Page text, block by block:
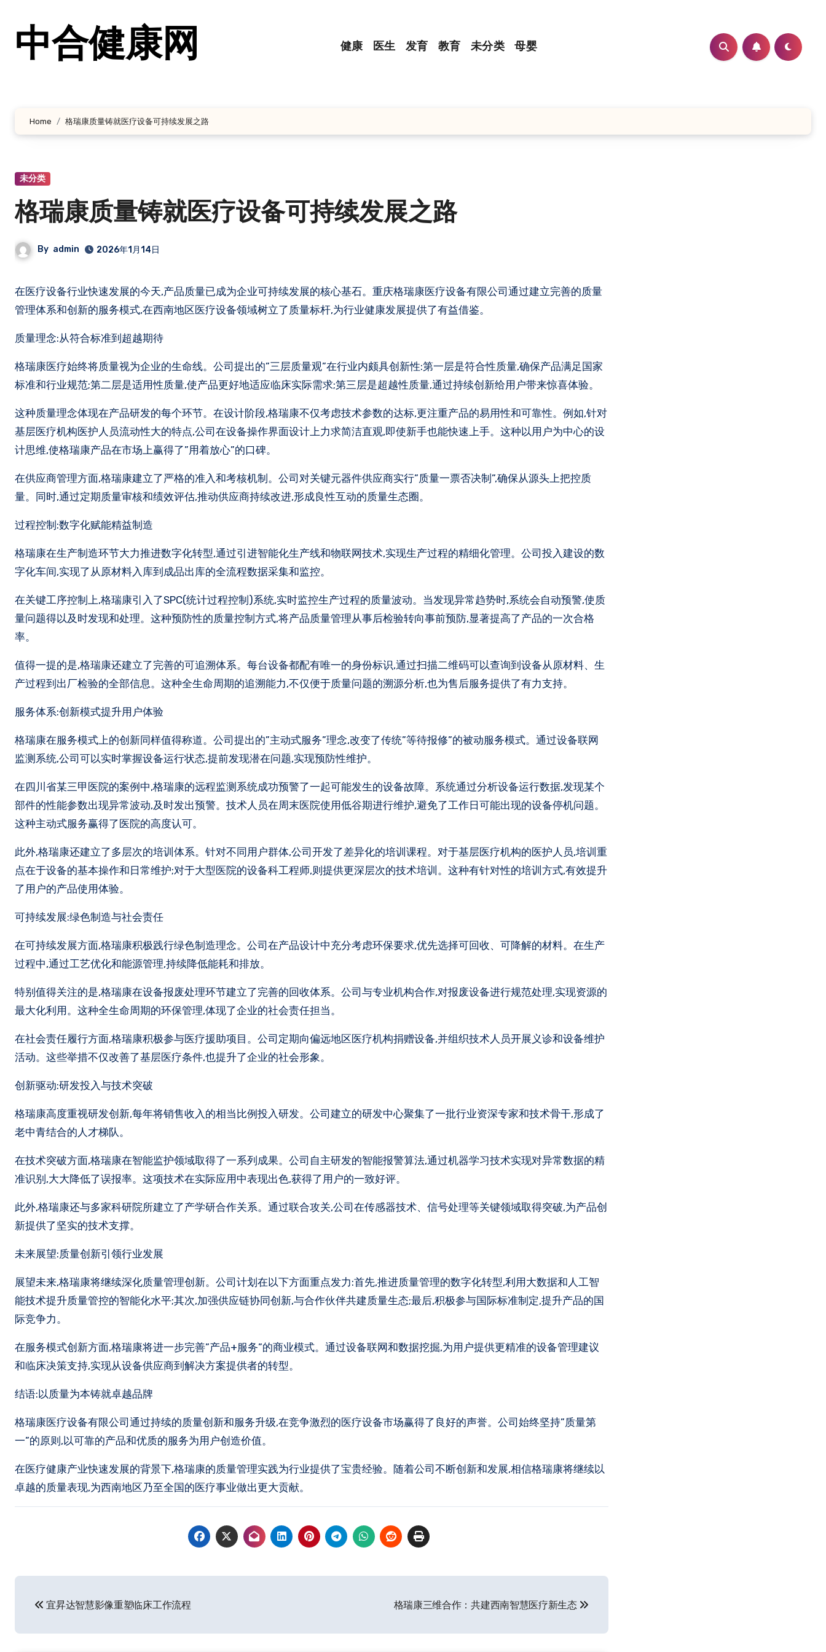
中合健康网 健康 医生 发育 教育 未分类 母婴
Home 格瑞康质量铸就医疗设备可持续发展之路
未分类
格瑞康质量铸就医疗设备可持续发展之路
By admin 2026年1月14日
在医疗设备行业快速发展的今天,产品质量已成为企业可持续发展的核心基石。重庆格瑞康医疗设备有限公司通过建立完善的质量
管理体系和创新的服务模式,在西南地区医疗设备领域树立了质量标杆,为行业健康发展提供了有益借鉴。
质量理念:从符合标准到超越期待
格瑞康医疗始终将质量视为企业的生命线。公司提出的”三层质量观”在行业内颇具创新性:第一层是符合性质量,确保产品满足国家
标准和行业规范;第二层是适用性质量,使产品更好地适应临床实际需求;第三层是超越性质量,通过持续创新给用户带来惊喜体验。
这种质量理念体现在产品研发的每个环节。在设计阶段,格瑞康不仅考虑技术参数的达标,更注重产品的易用性和可靠性。例如,针对
基层医疗机构医护人员流动性大的特点,公司在设备操作界面设计上力求简洁直观,即使新手也能快速上手。这种以用户为中心的设
计思维,使格瑞康产品在市场上赢得了”用着放心”的口碑。
在供应商管理方面,格瑞康建立了严格的准入和考核机制。公司对关键元器件供应商实行”质量一票否决制”,确保从源头上把控质
量。同时,通过定期质量审核和绩效评估,推动供应商持续改进,形成良性互动的质量生态圈。
过程控制:数字化赋能精益制造
格瑞康在生产制造环节大力推进数字化转型,通过引进智能化生产线和物联网技术,实现生产过程的精细化管理。公司投入建设的数
字化车间,实现了从原材料入库到成品出库的全流程数据采集和监控。
在关键工序控制上,格瑞康引入了SPC(统计过程控制)系统,实时监控生产过程的质量波动。当发现异常趋势时,系统会自动预警,使质
量问题得以及时发现和处理。这种预防性的质量控制方式,将产品质量管理从事后检验转向事前预防,显著提高了产品的一次合格
率。
值得一提的是,格瑞康还建立了完善的可追溯体系。每台设备都配有唯一的身份标识,通过扫描二维码可以查询到设备从原材料、生
产过程到出厂检验的全部信息。这种全生命周期的追溯能力,不仅便于质量问题的溯源分析,也为售后服务提供了有力支持。
服务体系:创新模式提升用户体验
格瑞康在服务模式上的创新同样值得称道。公司提出的”主动式服务”理念,改变了传统”等待报修”的被动服务模式。通过设备联网
监测系统,公司可以实时掌握设备运行状态,提前发现潜在问题,实现预防性维护。
在四川省某三甲医院的案例中,格瑞康的远程监测系统成功预警了一起可能发生的设备故障。系统通过分析设备运行数据,发现某个
部件的性能参数出现异常波动,及时发出预警。技术人员在周末医院使用低谷期进行维护,避免了工作日可能出现的设备停机问题。
这种主动式服务赢得了医院的高度认可。
此外,格瑞康还建立了多层次的培训体系。针对不同用户群体,公司开发了差异化的培训课程。对于基层医疗机构的医护人员,培训重
点在于设备的基本操作和日常维护;对于大型医院的设备科工程师,则提供更深层次的技术培训。这种有针对性的培训方式,有效提升
了用户的产品使用体验。
可持续发展:绿色制造与社会责任
在可持续发展方面,格瑞康积极践行绿色制造理念。公司在产品设计中充分考虑环保要求,优先选择可回收、可降解的材料。在生产
过程中,通过工艺优化和能源管理,持续降低能耗和排放。
特别值得关注的是,格瑞康在设备报废处理环节建立了完善的回收体系。公司与专业机构合作,对报废设备进行规范处理,实现资源的
最大化利用。这种全生命周期的环保管理,体现了企业的社会责任担当。
在社会责任履行方面,格瑞康积极参与医疗援助项目。公司定期向偏远地区医疗机构捐赠设备,并组织技术人员开展义诊和设备维护
活动。这些举措不仅改善了基层医疗条件,也提升了企业的社会形象。
创新驱动:研发投入与技术突破
格瑞康高度重视研发创新,每年将销售收入的相当比例投入研发。公司建立的研发中心聚集了一批行业资深专家和技术骨干,形成了
老中青结合的人才梯队。
在技术突破方面,格瑞康在智能监护领域取得了一系列成果。公司自主研发的智能报警算法,通过机器学习技术实现对异常数据的精
准识别,大大降低了误报率。这项技术在实际应用中表现出色,获得了用户的一致好评。
此外,格瑞康还与多家科研院所建立了产学研合作关系。通过联合攻关,公司在传感器技术、信号处理等关键领域取得突破,为产品创
新提供了坚实的技术支撑。
未来展望:质量创新引领行业发展
展望未来,格瑞康将继续深化质量管理创新。公司计划在以下方面重点发力:首先,推进质量管理的数字化转型,利用大数据和人工智
能技术提升质量管控的智能化水平;其次,加强供应链协同创新,与合作伙伴共建质量生态;最后,积极参与国际标准制定,提升产品的国
际竞争力。
在服务模式创新方面,格瑞康将进一步完善”产品+服务”的商业模式。通过设备联网和数据挖掘,为用户提供更精准的设备管理建议
和临床决策支持,实现从设备供应商到解决方案提供者的转型。
结语:以质量为本铸就卓越品牌
格瑞康医疗设备有限公司通过持续的质量创新和服务升级,在竞争激烈的医疗设备市场赢得了良好的声誉。公司始终坚持”质量第
一”的原则,以可靠的产品和优质的服务为用户创造价值。
在医疗健康产业快速发展的背景下,格瑞康的质量管理实践为行业提供了宝贵经验。随着公司不断创新和发展,相信格瑞康将继续以
卓越的质量表现,为西南地区乃至全国的医疗事业做出更大贡献。
导
宜昇达智慧影像重塑临床工作流程 格瑞康三维合作：共建西南智慧医疗新生态